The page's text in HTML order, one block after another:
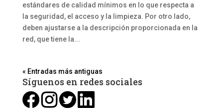
estándares de calidad mínimos en lo que respecta a
la seguridad, el acceso y la limpieza. Por otro lado,
deben ajustarse a la descripción proporcionada en la
red, que tiene la...
« Entradas más antiguas
Síguenos en redes sociales